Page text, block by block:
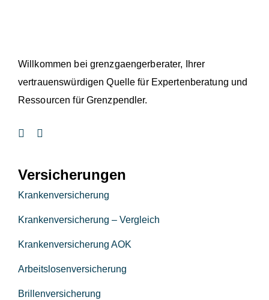
Willkommen bei grenzgaengerberater, Ihrer
vertrauenswürdigen Quelle für Expertenberatung und
Ressourcen für Grenzpendler.
Versicherungen
Krankenversicherung
Krankenversicherung – Vergleich
Krankenversicherung AOK
Arbeitslosenversicherung
Brillenversicherung